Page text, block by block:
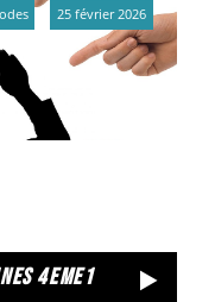
25 février 2026
4eme1